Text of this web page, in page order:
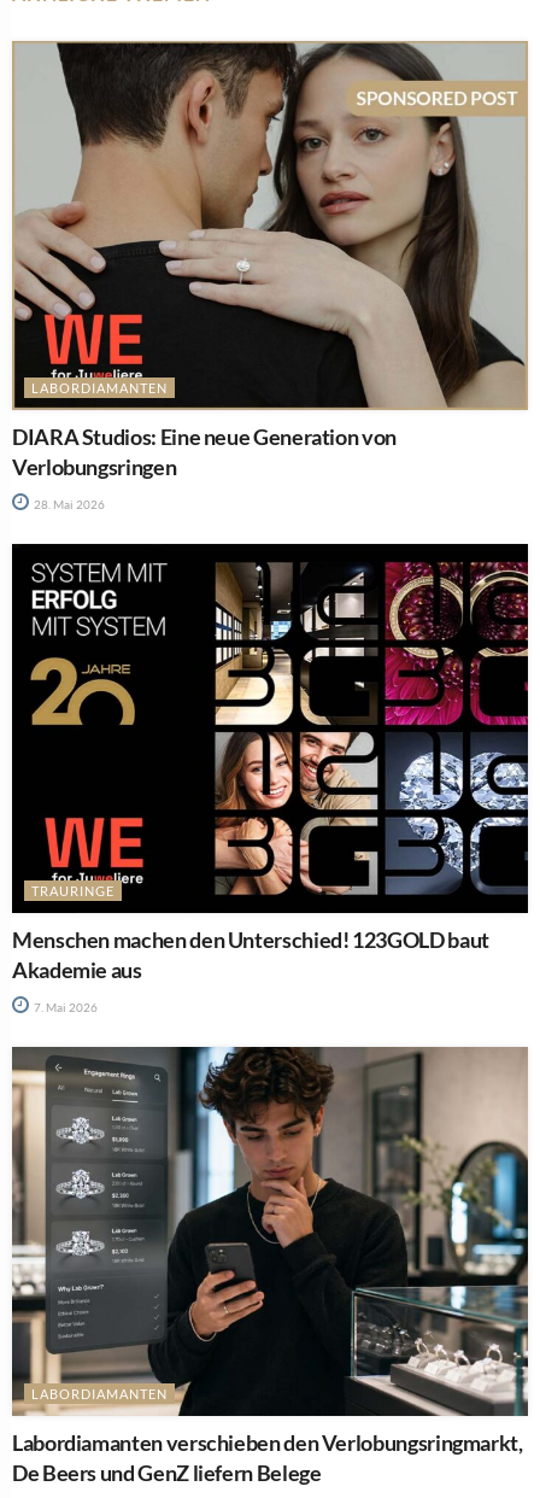
LABORDIAMANTEN
DIARA Studios: Eine neue Generation von
Verlobungsringen
28. Mai 2026
TRAURINGE
Menschen machen den Unterschied! 123GOLD baut
Akademie aus
7. Mai 2026
LABORDIAMANTEN
Labordiamanten verschieben den Verlobungsringmarkt,
De Beers und GenZ liefern Belege